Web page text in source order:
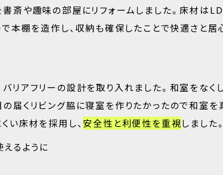
斎や趣味の部屋にリフォームしました。床材は
で本棚を造作し、収納も確保したことで快適さと居
リアフリーの設計を取り入れました。和室をなく
届くリビング脇に寝室を作りたかったので和室を
い床材を採用し、安全性と利便性を重視しました。
るように